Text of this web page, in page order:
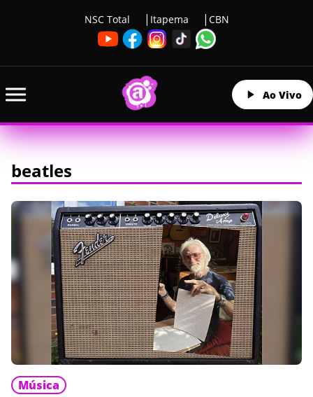
NSC Total Itapema CBN
Ao Vivo
beatles
Música